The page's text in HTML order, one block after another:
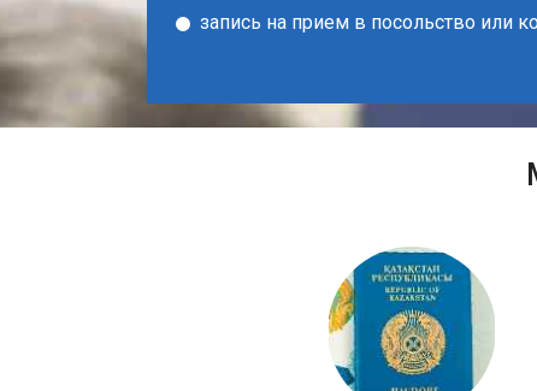
запись на прием в посольство или